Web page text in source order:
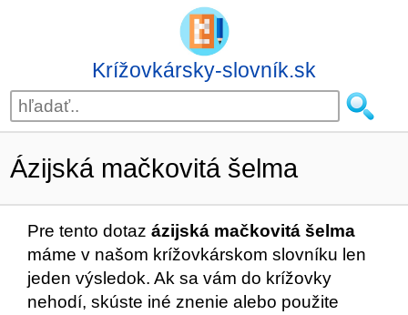
Krížovkársky-slovník.sk
Ázijská mačkovitá šelma
Pre tento dotaz ázijská mačkovitá šelma
máme v našom krížovkárskom slovníku len
jeden výsledok. Ak sa vám do krížovky
nehodí, skúste iné znenie alebo použite